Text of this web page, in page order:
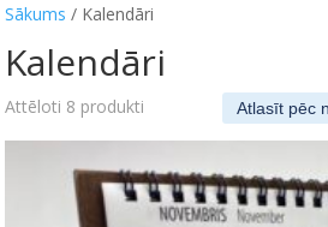
Sākums / Kalendāri
Kalendāri
Attēloti 8 produkti